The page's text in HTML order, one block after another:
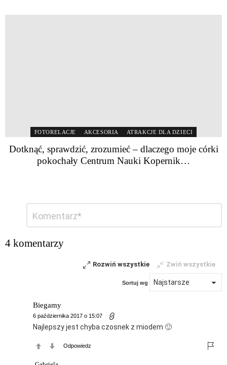
FOTORELACJE AKCESORIA ATRAKCJE DLA DZIECI
Dotknąć, sprawdzić, zrozumieć – dlaczego moje córki
pokochały Centrum Nauki Kopernik…
komentarz
4 komentarzy
Rozwiń wszystkie Zwiń wszystkie
Sortuj wg
Biegamy
6 października 2017 o 15:07
Najlepszy jest chyba czosnek z miodem 🙂
Odpowiedz